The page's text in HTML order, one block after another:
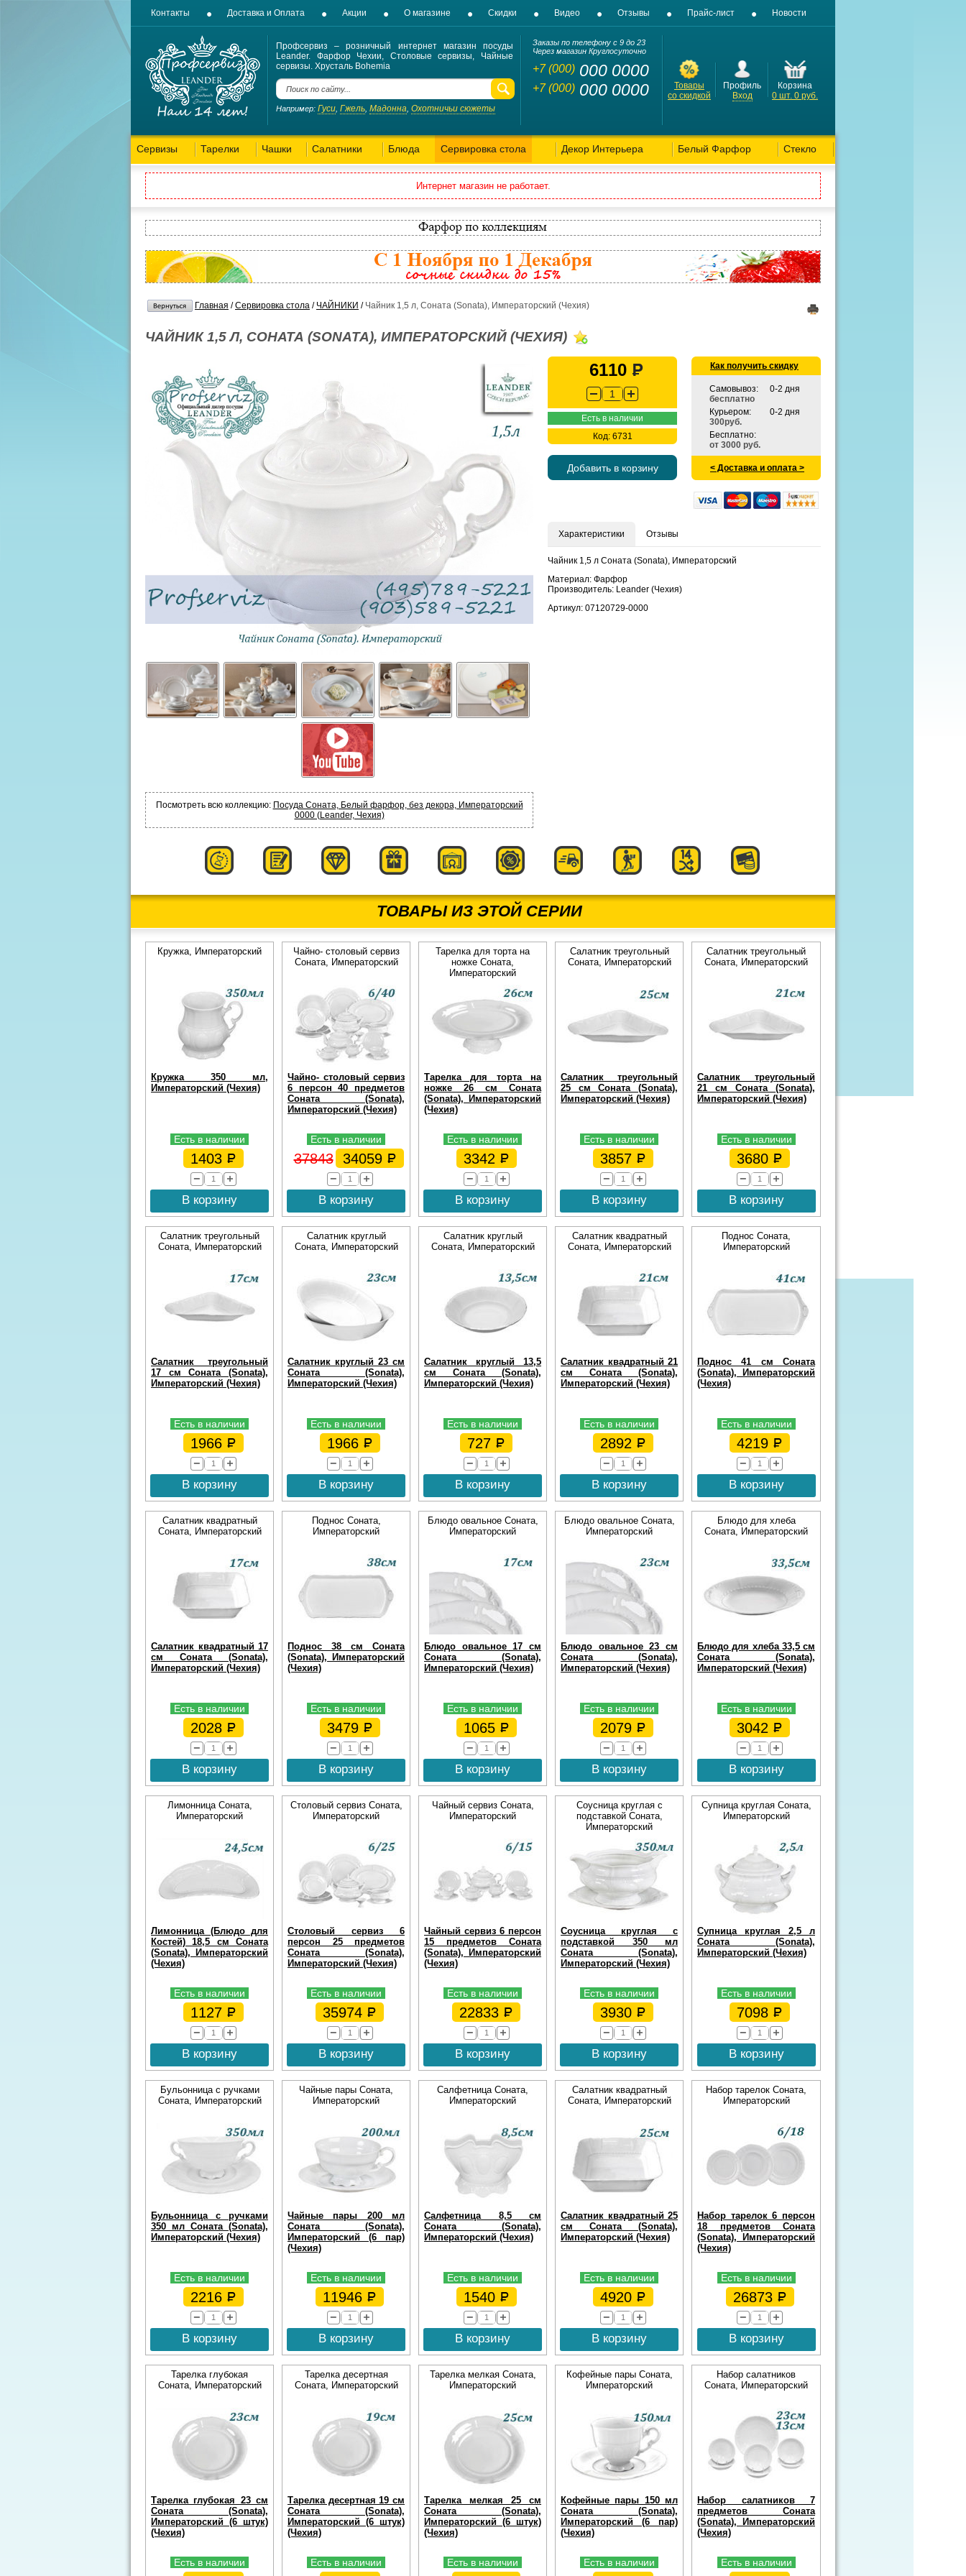
Контакты Доставка и Оплата Акции О магазине Скидки Видео Отзывы Прайс-лист Новости
Профсервиз – розничный интернет магазин посуды
Leander. Фарфор Чехии, Столовые сервизы, Чайные
сервизы. Хрусталь Bohemia
Например: Гуси Гжель Мадонна Охотничьи сюжеты
Заказы по телефону с 9 до 23
Через магазин Круглосуточно
+7 (000) 000 0000
+7 (000) 000 0000
Товары
со скидкой
Профиль
Вход
Корзина
0 шт. 0 руб.
Сервизы Тарелки Чашки Салатники Блюда Сервировка стола Декор Интерьера Белый Фарфор Стекло
Интернет магазин не работает.
Главная /Сервировка стола / ЧАЙНИКИ / Чайник 1,5 л, Соната (Sonata), Императорский (Чехия)
ЧАЙНИК 1,5 Л, СОНАТА (SONATA), ИМПЕРАТОРСКИЙ (ЧЕХИЯ)
Посмотреть всю коллекцию: Посуда Соната, Белый фарфор, без декора, Императорский
0000 (Leander, Чехия)
6110
Есть в наличии
Код: 6731
Добавить в корзину
Как получить скидку
Самовывоз:
бесплатно
0-2 дня
Курьером:
300руб.
0-2 дня
Бесплатно:
от 3000 руб.
< Доставка и оплата >
Характеристики Отзывы
Чайник 1,5 л Соната (Sonata), Императорский
Материал: Фарфор
Производитель: Leander (Чехия)
Артикул: 07120729-0000
ТОВАРЫ ИЗ ЭТОЙ СЕРИИ
Кружка, Императорский
Кружка 350 мл,
Императорский (Чехия)
Есть в наличии
1403
В корзину
Чайно- столовый сервиз
Соната, Императорский
Чайно- столовый сервиз
6 персон 40 предметов
Соната (Sonata),
Императорский (Чехия)
Есть в наличии
37843 34059
В корзину
Тарелка для торта на
ножке Соната,
Императорский
Тарелка для торта на
ножке 26 см Соната
(Sonata), Императорский
(Чехия)
Есть в наличии
3342
В корзину
Салатник треугольный
Соната, Императорский
Салатник треугольный
25 см Соната (Sonata),
Императорский (Чехия)
Есть в наличии
3857
В корзину
Салатник треугольный
Соната, Императорский
Салатник треугольный
21 см Соната (Sonata),
Императорский (Чехия)
Есть в наличии
3680
В корзину
Салатник треугольный
Соната, Императорский
Салатник треугольный
17 см Соната (Sonata),
Императорский (Чехия)
Есть в наличии
1966
В корзину
Салатник круглый
Соната, Императорский
Салатник круглый 23 см
Соната (Sonata),
Императорский (Чехия)
Есть в наличии
1966
В корзину
Салатник круглый
Соната, Императорский
Салатник круглый 13,5
см Соната (Sonata),
Императорский (Чехия)
Есть в наличии
727
В корзину
Салатник квадратный
Соната, Императорский
Салатник квадратный 21
см Соната (Sonata),
Императорский (Чехия)
Есть в наличии
2892
В корзину
Поднос Соната,
Императорский
Поднос 41 см Соната
(Sonata), Императорский
(Чехия)
Есть в наличии
4219
В корзину
Салатник квадратный
Соната, Императорский
Салатник квадратный 17
см Соната (Sonata),
Императорский (Чехия)
Есть в наличии
2028
В корзину
Поднос Соната,
Императорский
Поднос 38 см Соната
(Sonata), Императорский
(Чехия)
Есть в наличии
3479
В корзину
Блюдо овальное Соната,
Императорский
Блюдо овальное 17 см
Соната (Sonata),
Императорский (Чехия)
Есть в наличии
1065
В корзину
Блюдо овальное Соната,
Императорский
Блюдо овальное 23 см
Соната (Sonata),
Императорский (Чехия)
Есть в наличии
2079
В корзину
Блюдо для хлеба
Соната, Императорский
Блюдо для хлеба 33,5 см
Соната (Sonata),
Императорский (Чехия)
Есть в наличии
3042
В корзину
Лимонница Соната,
Императорский
Лимонница (Блюдо для
Костей) 18,5 см Соната
(Sonata), Императорский
(Чехия)
Есть в наличии
1127
В корзину
Столовый сервиз Соната,
Императорский
Столовый сервиз 6
персон 25 предметов
Соната (Sonata),
Императорский (Чехия)
Есть в наличии
35974
В корзину
Чайный сервиз Соната,
Императорский
Чайный сервиз 6 персон
15 предметов Соната
(Sonata), Императорский
(Чехия)
Есть в наличии
22833
В корзину
Соусница круглая с
подставкой Соната,
Императорский
Соусница круглая с
подставкой 350 мл
Соната (Sonata),
Императорский (Чехия)
Есть в наличии
3930
В корзину
Супница круглая Соната,
Императорский
Супница круглая 2,5 л
Соната (Sonata),
Императорский (Чехия)
Есть в наличии
7098
В корзину
Бульонница с ручками
Соната, Императорский
Бульонница с ручками
350 мл Соната (Sonata),
Императорский (Чехия)
Есть в наличии
2216
В корзину
Чайные пары Соната,
Императорский
Чайные пары 200 мл
Соната (Sonata),
Императорский (6 пар)
(Чехия)
Есть в наличии
11946
В корзину
Салфетница Соната,
Императорский
Салфетница 8,5 см
Соната (Sonata),
Императорский (Чехия)
Есть в наличии
1540
В корзину
Салатник квадратный
Соната, Императорский
Салатник квадратный 25
см Соната (Sonata),
Императорский (Чехия)
Есть в наличии
4920
В корзину
Набор тарелок Соната,
Императорский
Набор тарелок 6 персон
18 предметов Соната
(Sonata), Императорский
(Чехия)
Есть в наличии
26873
В корзину
Тарелка глубокая
Соната, Императорский
Тарелка глубокая 23 см
Соната (Sonata),
Императорский (6 штук)
(Чехия)
Есть в наличии
Тарелка десертная
Соната, Императорский
Тарелка десертная 19 см
Соната (Sonata),
Императорский (6 штук)
(Чехия)
Есть в наличии
Тарелка мелкая Соната,
Императорский
Тарелка мелкая 25 см
Соната (Sonata),
Императорский (6 штук)
(Чехия)
Есть в наличии
Кофейные пары Соната,
Императорский
Кофейные пары 150 мл
Соната (Sonata),
Императорский (6 пар)
(Чехия)
Есть в наличии
Набор салатников
Соната, Императорский
Набор салатников 7
предметов Соната
(Sonata), Императорский
(Чехия)
Есть в наличии